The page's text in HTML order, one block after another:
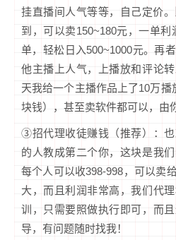
挂直播间人气等等，自己定价
到，可以卖150~180元，一单利
单，轻松日入500~1000元。再
他主播上人气，上播放和评论
天我给一个主播作品上了10万播
块钱），甚至卖软件都可以，由
③招代理收徒赚钱（推荐）：
的人教成第二个你，这块是我
每个人可以收398-998，可以卖
大，而且利润非常高，我们代
训，只需要照做执行即可，而
导，有问题随时找我！